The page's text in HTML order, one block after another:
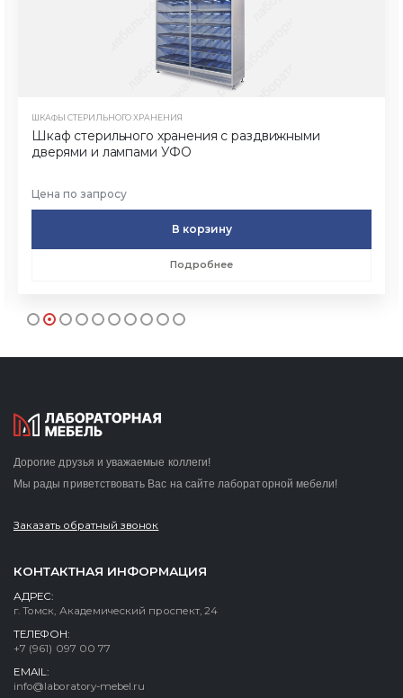
ШКАФЫ СТЕРИЛЬНОГО ХРАНЕНИЯ
Шкаф стерильного хранения с раздвижными
дверями и лампами УФО
Цена по запросу
В корзину
Подробнее
Дорогие друзья и уважаемые коллеги!
Мы рады приветствовать Вас на сайте лабораторной мебели!
Заказать обратный звонок
КОНТАКТНАЯ ИНФОРМАЦИЯ
АДРЕС:
г. Томск, Академический проспект, 24
ТЕЛЕФОН:
+7 (961) 097 00 77
EMAIL:
info@laboratory-mebel.ru